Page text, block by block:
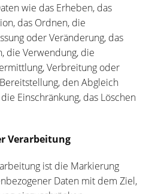
wie das Erheben, das
das Ordnen, die
oder Veränderung, das
die Verwendung, die
Verbreitung oder
den Abgleich
Einschränkung, das Löschen
Verarbeitung
ist die Markierung
Daten mit dem Ziel,